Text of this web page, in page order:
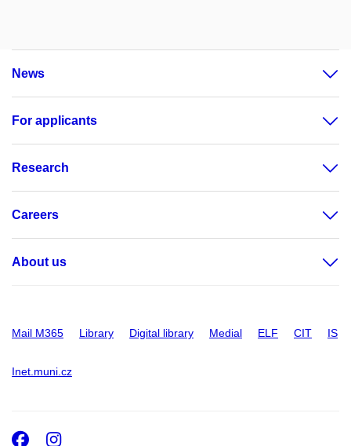
News
For applicants
Research
Careers
About us
Mail M365 Library Digital library Medial ELF CIT IS
Inet.muni.cz
Facebook
Instagram